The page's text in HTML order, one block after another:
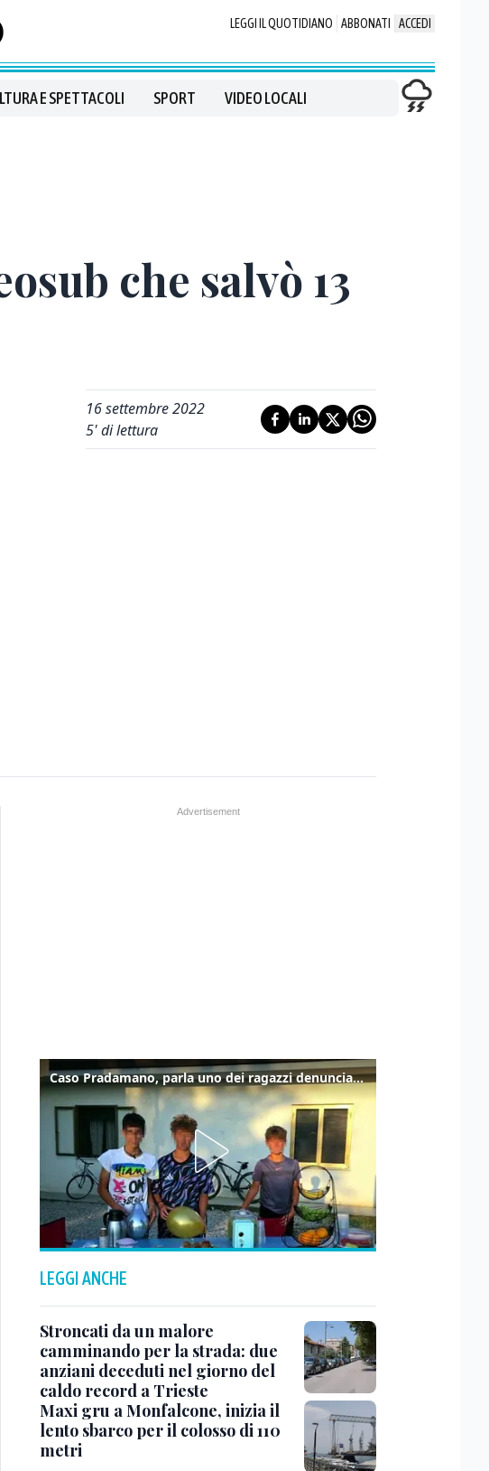
LEGGI IL QUOTIDIANO ABBONATI ACCEDI
E SPETTACOLI SPORT VIDEO LOCALI
che salvò 13
16 settembre 2022
5' di lettura
Caso Pradamano, parla uno dei ragazzi denunciati per la limonata: "Volevo anche aiutare i miei"
LEGGI ANCHE
Stroncati da un malore
camminando per la strada: due
anziani deceduti nel giorno del
caldo record a Trieste
Maxi gru a Monfalcone, inizia il
lento sbarco per il colosso di 110
metri